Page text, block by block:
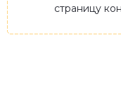
страницу